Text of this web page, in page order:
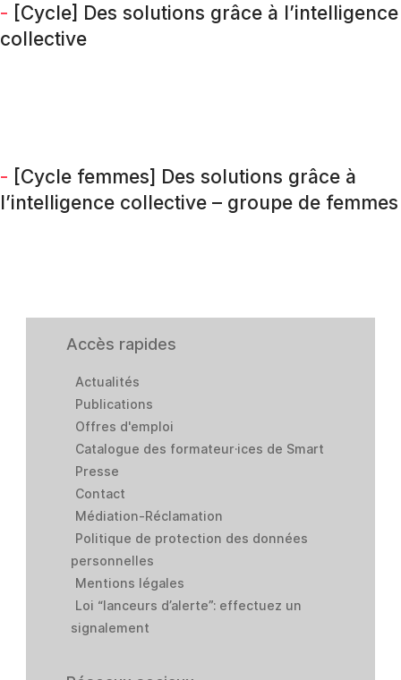
- [Cycle] Des solutions grâce à l’intelligence
collective
- [Cycle femmes] Des solutions grâce à
l’intelligence collective – groupe de femmes
Accès rapides
Actualités
Publications
Offres d'emploi
Catalogue des formateur·ices de Smart
Presse
Contact
Médiation-Réclamation
Politique de protection des données
personnelles
Mentions légales
Loi “lanceurs d’alerte”: effectuez un
signalement